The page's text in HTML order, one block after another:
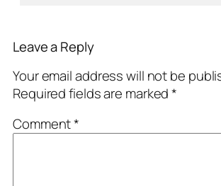
Leave a Reply
Your email address will not be
Required fields are marked*
Comment*